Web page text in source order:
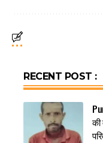
RECENT POST :